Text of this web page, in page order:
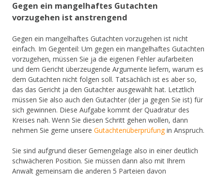
Gegen ein mangelhaftes Gutachten
vorzugehen ist anstrengend
Gegen ein mangelhaftes Gutachten vorzugehen ist nicht
einfach. Im Gegenteil: Um gegen ein mangelhaftes Gutachten
vorzugehen, müssen Sie ja die eigenen Fehler aufarbeiten
und dem Gericht überzeugende Argumente liefern, warum es
dem Gutachten nicht folgen soll. Tatsächlich ist es aber so,
das das Gericht ja den Gutachter ausgewählt hat. Letztlich
müssen Sie also auch den Gutachter (der ja gegen Sie ist) für
sich gewinnen. Diese Aufgabe kommt der Quadratur des
Kreises nah. Wenn Sie diesen Schritt gehen wollen, dann
nehmen Sie gerne unsere Gutachtenüberprüfungin Anspruch.
Sie sind aufgrund dieser Gemengelage also in einer deutlich
schwächeren Position. Sie müssen dann also mit Ihrem
Anwalt gemeinsam die anderen 5 Parteien davon